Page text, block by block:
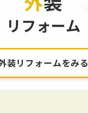
リフォーム
装リフォームをみる